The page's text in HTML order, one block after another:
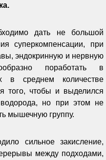
дать не большой
суперкомпенсации, при
эндокринную и нервную
поработать в
в среднем количестве
того, чтобы и выделился
но при этом не
мышечную группу.
сильное закисление,
между подходами,